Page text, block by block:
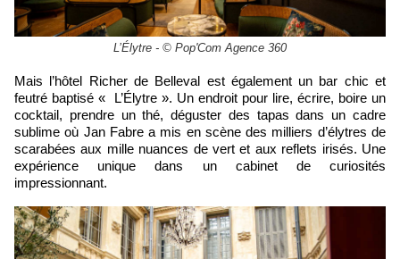
L’Élytre - © Pop'Com Agence 360
Mais l’hôtel Richer de Belleval est également un bar chic et
feutré baptisé « L’Élytre ». Un endroit pour lire, écrire, boire un
cocktail, prendre un thé, déguster des tapas dans un cadre
sublime où Jan Fabre a mis en scène des milliers d’élytres de
scarabées aux mille nuances de vert et aux reflets irisés. Une
expérience unique dans un cabinet de curiosités
impressionnant.